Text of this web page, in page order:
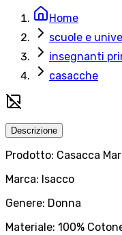
Home
scuole e
insegnanti
casacche
Descrizione
Prodotto: Casacca
Marca: Isacco
Genere: Donna
Materiale: 100%